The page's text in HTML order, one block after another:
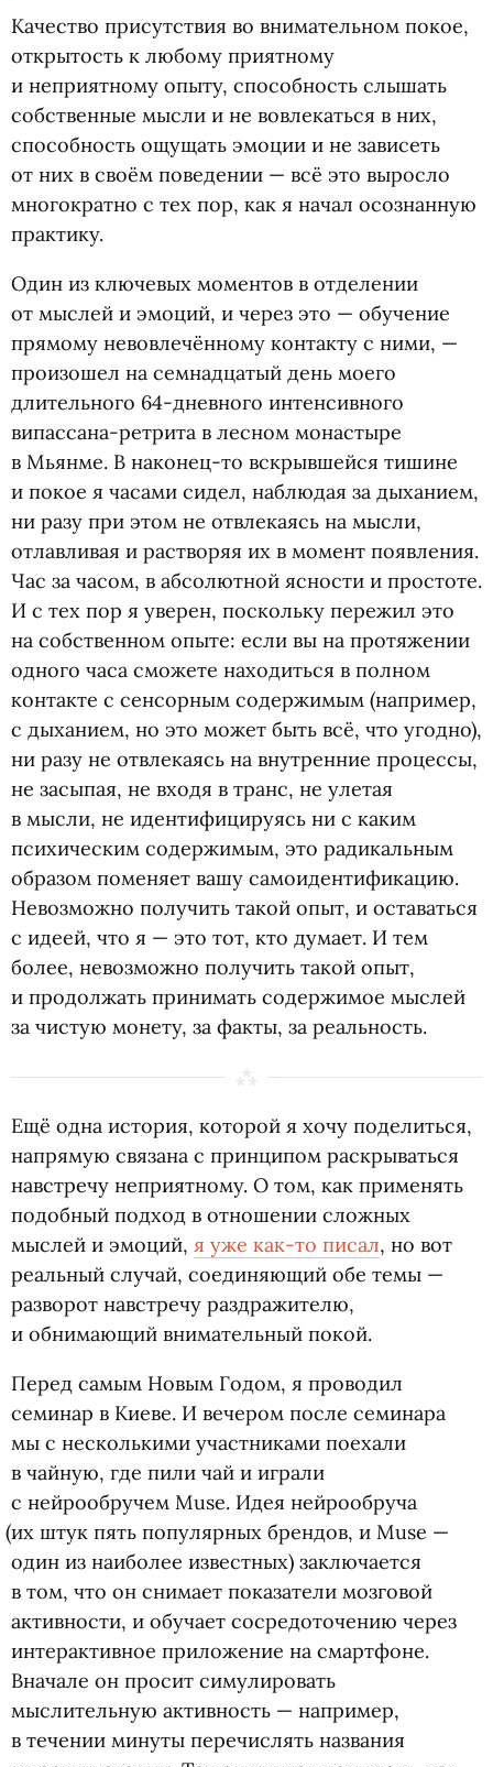
Качество присутствия во внимательном покое,
открытость к любому приятному
и неприятному опыту, способность слышать
собственные мысли и не вовлекаться в них,
способность ощущать эмоции и не зависеть
от них в своём поведении — всё это выросло
многократно с тех пор, как я начал осознанную
практику.
Один из ключевых моментов в отделении
от мыслей и эмоций, и через это — обучение
прямому невовлечённому контакту с ними, —
произошел на семнадцатый день моего
длительного 64-дневного интенсивного
випассана-ретрита в лесном монастыре
в Мьянме. В наконец-то вскрывшейся тишине
и покое я часами сидел, наблюдая за дыханием,
ни разу при этом не отвлекаясь на мысли,
отлавливая и растворяя их в момент появления.
Час за часом, в абсолютной ясности и простоте.
И с тех пор я уверен, поскольку пережил это
на собственном опыте: если вы на протяжении
одного часа сможете находиться в полном
контакте с сенсорным содержимым (например,
с дыханием, но это может быть всё, что угодно),
ни разу не отвлекаясь на внутренние процессы,
не засыпая, не входя в транс, не улетая
в мысли, не идентифицируясь ни с каким
психическим содержимым, это радикальным
образом поменяет вашу самоидентификацию.
Невозможно получить такой опыт, и оставаться
с идеей, что я — это тот, кто думает. И тем
более, невозможно получить такой опыт,
и продолжать принимать содержимое мыслей
за чистую монету, за факты, за реальность.
Ещё одна история, которой я хочу поделиться,
напрямую связана с принципом раскрываться
навстречу неприятному. О том, как применять
подобный подход в отношении сложных
мыслей и эмоций, я уже как-то писал, но вот
реальный случай, соединяющий обе темы —
разворот навстречу раздражителю,
и обнимающий внимательный покой.
Перед самым Новым Годом, я проводил
семинар в Киеве. И вечером после семинара
мы с несколькими участниками поехали
в чайную, где пили чай и играли
с нейрообручем Muse. Идея нейрообруча
(их штук пять популярных брендов, и Muse —
один из наиболее известных) заключается
в том, что он снимает показатели мозговой
активности, и обучает сосредоточению через
интерактивное приложение на смартфоне.
Вначале он просит симулировать
мыслительную активность — например,
в течении минуты перечислять названия